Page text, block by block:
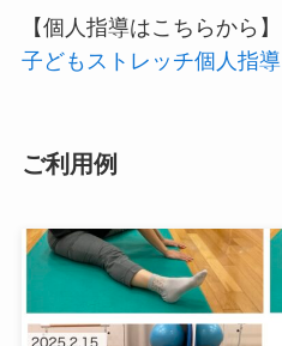
【個人指導はこちらから】
子どもストレッチ個人指導
ご利用例